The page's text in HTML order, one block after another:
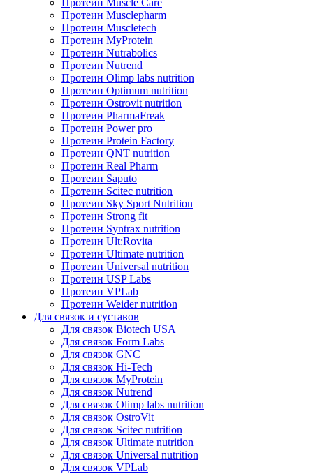
Протеин Musclepharm
Протеин Muscletech
Протеин MyProtein
Протеин Nutrabolics
Протеин Nutrend
Протеин Olimp labs nutrition
Протеин Optimum nutrition
Протеин Ostrovit nutrition
Протеин PharmaFreak
Протеин Power pro
Протеин Protein Factory
Протеин QNT nutrition
Протеин Real Pharm
Протеин Saputo
Протеин Scitec nutrition
Протеин Sky Sport Nutrition
Протеин Strong fit
Протеин Syntrax nutrition
Протеин Ult:Rovita
Протеин Ultimate nutrition
Протеин Universal nutrition
Протеин USP Labs
Протеин VPLab
Протеин Weider nutrition
Для связок и суставов
Для связок Biotech USA
Для связок Form Labs
Для связок GNC
Для связок Hi-Tech
Для связок MyProtein
Для связок Nutrend
Для связок Olimp labs nutrition
Для связок OstroVit
Для связок Scitec nutrition
Для связок Ultimate nutrition
Для связок Universal nutrition
Для связок VPLab